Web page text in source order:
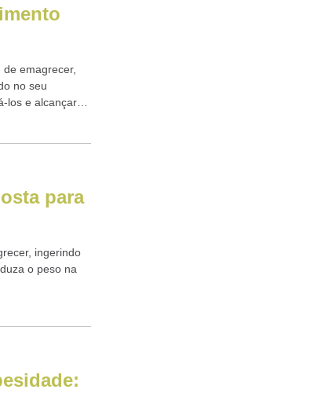
emagrecer,
no seu
los e alcançar
para
ingerindo
o peso na